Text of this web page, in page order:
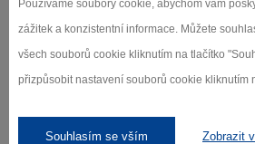
Používáme soubory cookie, abychom vám
zážitek a konzistentní informace. Můžete
všech souborů cookie kliknutím na tlačítko
přizpůsobit nastavení souborů cookie kliknutím
Souhlasím se vším Zobrazit
Kafe v Parku